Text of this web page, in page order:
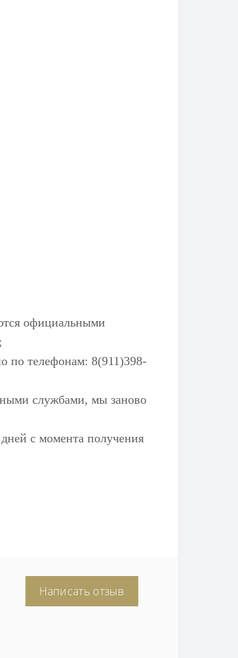
официальными
по телефонам: 8(911)398-
службами, мы заново
с момента получения
Написать отзыв